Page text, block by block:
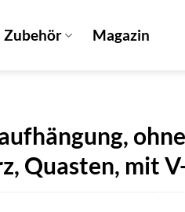
Zubehör Magazin
Quasten, mit